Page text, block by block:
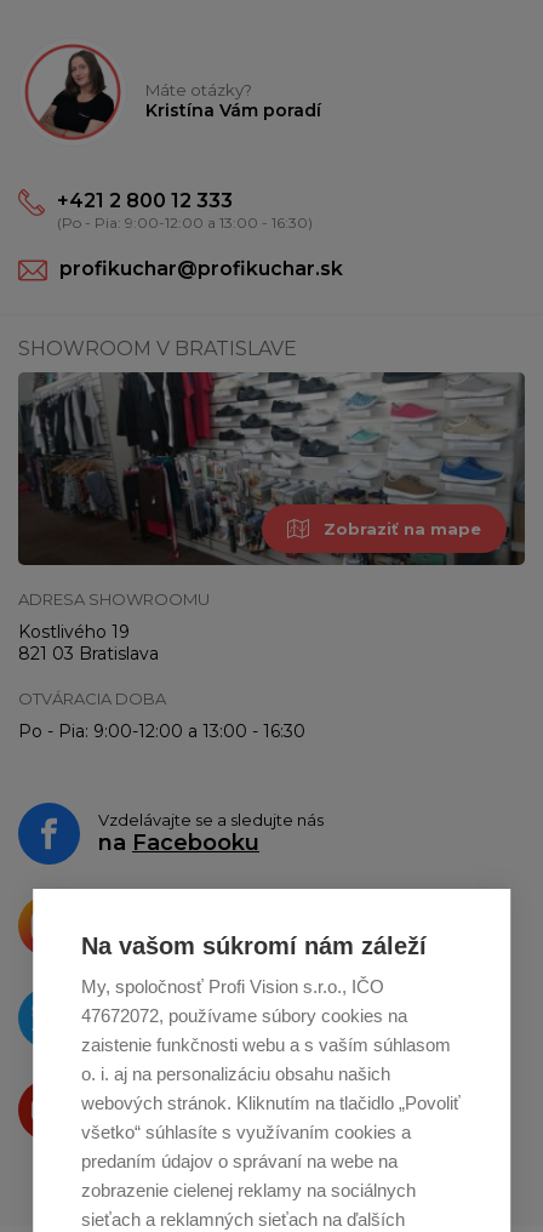
Na vašom súkromí nám záleží
My, spoločnosť Profi Vision s.r.o., IČO
47672072, používame súbory cookies na
zaistenie funkčnosti webu a s vaším súhlasom
o. i. aj na personalizáciu obsahu našich
webových stránok. Kliknutím na tlačidlo „Povoliť
všetko“ súhlasíte s využívaním cookies a
predaním údajov o správaní na webe na
zobrazenie cielenej reklamy na sociálnych
sieťach a reklamných sieťach na ďalších
Máte otázky?
Kristína Vám poradí
+421 2 800 12 333
(Po - Pia: 9:00-12:00 a 13:00 - 16:30)
profikuchar@profikuchar.sk
SHOWROOM V BRATISLAVE
Zobraziť na mape
ADRESA SHOWROOMU
Kostlivého 19
821 03 Bratislava
OTVÁRACIA DOBA
Po - Pia: 9:00-12:00 a 13:00 - 16:30
Vzdelávajte se a sledujte nás
na Facebooku
o zdieľanie naInstagrame
O novinkách píšeme
naTwitteri
Produkty Vám predstavujeme
na Youtube